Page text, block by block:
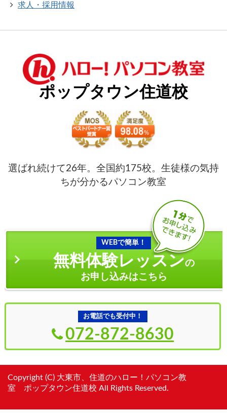
求人・採用情報
ポップタウン住道校
選ばれ続けて26年。全国約175校。生徒様の気持
ちが分かるパソコン教室
WEBで簡単！
無料体験レッスンの
お申し込みはこちら
お電話でも受付中！
072-872-8630
Copyright (C) 大東市、住道のハロー！パソコン教
室 ポップタウン住道校 All Rights Reserved.